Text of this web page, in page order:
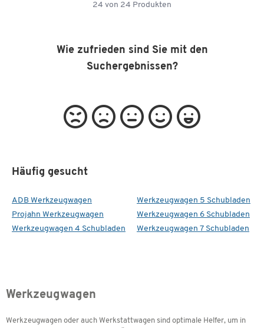
24 von 24 Produkten
Wie zufrieden sind Sie mit den
Suchergebnissen?
Häufig gesucht
ADB Werkzeugwagen
Projahn Werkzeugwagen
Werkzeugwagen 4 Schubladen
Werkzeugwagen 5 Schubladen
Werkzeugwagen 6 Schubladen
Werkzeugwagen 7 Schubladen
Werkzeugwagen
Werkzeugwagen oder auch Werkstattwagen sind optimale Helfer, um in